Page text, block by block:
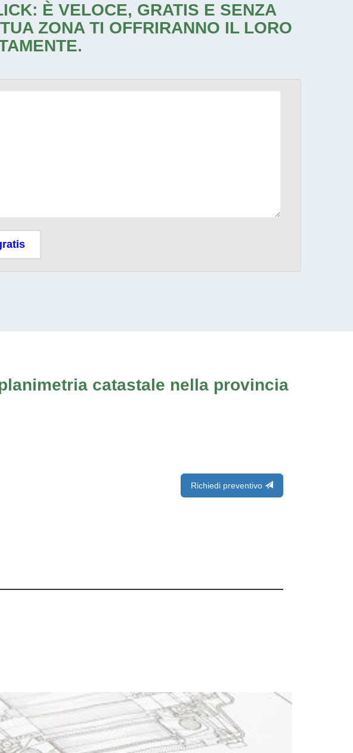
È VELOCE, GRATIS E SENZA
ZONA TI OFFRIRANNO IL LORO
catastale nella provincia
Richiedi preventivo